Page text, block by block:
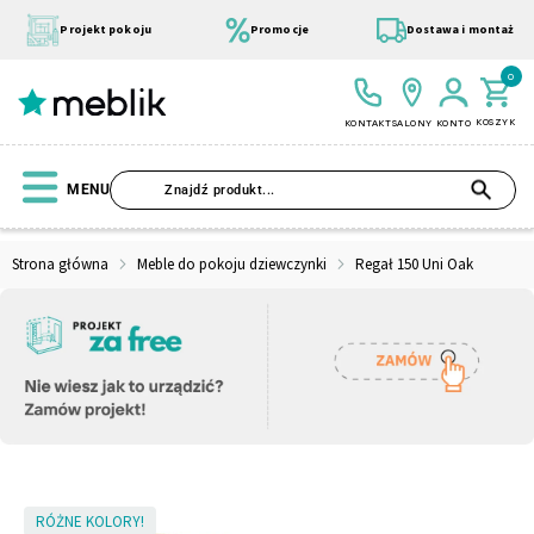
treści
Projekt pokoju Promocje Dostawa i montaż
KONTAKTSALONY KONTO KOSZYK
0
MENU
Strona główna Meble do pokoju dziewczynki Regał 150 Uni Oak
SkipRÓŻNE KOLORY!
Wszystkie Kolekcje Modułowe
Szafa Łóżko
Materace Pufy